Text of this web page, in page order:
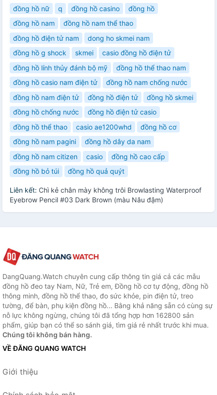
đồng hồ nữ q đồng hồ casino
đồng hồ
đồng hồ nam
đồng hồ nam thể thao
đồng hồ điện tử nam
dong ho skmei nam
đồng hồ g shock
skmei
casio đồng hồ điện tử
đồng hồ lính thủy đánh bộ mỹ
đồng hồ thể thao nam
đồng hồ casio nam điện tử
đồng hồ nam chống nước
đồng hồ nam điện tử
đồng hồ điện tử
đồng hồ skmei
đồng hồ chống nước
đồng hồ điện tử casio
đồng hồ thể thao
casio ae1200whd
đồng hồ cơ
đồng hồ nam pagini
đồng hồ dây da nam
đồng hồ nam citizen
casio
đồng hồ cao cấp
đồng hồ bỏ túi
đồng hồ quả quýt
Liên kết: Chì kẻ chân mày không trôi Browlasting Waterproof
Eyebrow Pencil #03 Dark Brown (màu Nâu đậm)
DangQuang.Watch chuyên cung cấp thông tin giá cả các mẫu
đồng hồ đeo tay Nam, Nữ, Trẻ em, Đồng hồ cơ tự động, đồng hồ
thông minh, đồng hồ thể thao, đo sức khỏe, pin điện tử, treo
tường, để bàn, phụ kiện đồng hồ... Bằng khả năng sẵn có cùng sự
nỗ lực không ngừng, chúng tôi đã tổng hợp hơn 162800 sản
phẩm, giúp bạn có thể so sánh giá, tìm giá rẻ nhất trước khi mua.
Chúng tôi không bán hàng.
VỀ ĐĂNG QUANG WATCH
Giới thiệu